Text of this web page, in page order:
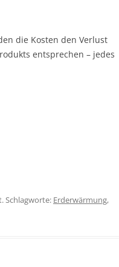
die Kosten den Verlust
entsprechen – jedes
Schlagworte: Erderwärmung,